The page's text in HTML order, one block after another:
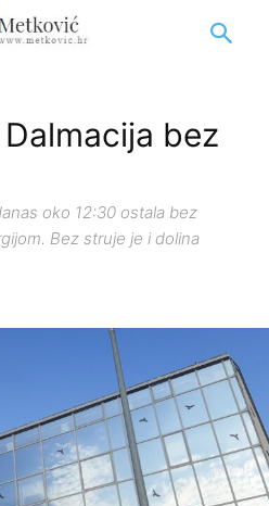
bez
oko 12:30 ostala bez
Bez struje je i dolina